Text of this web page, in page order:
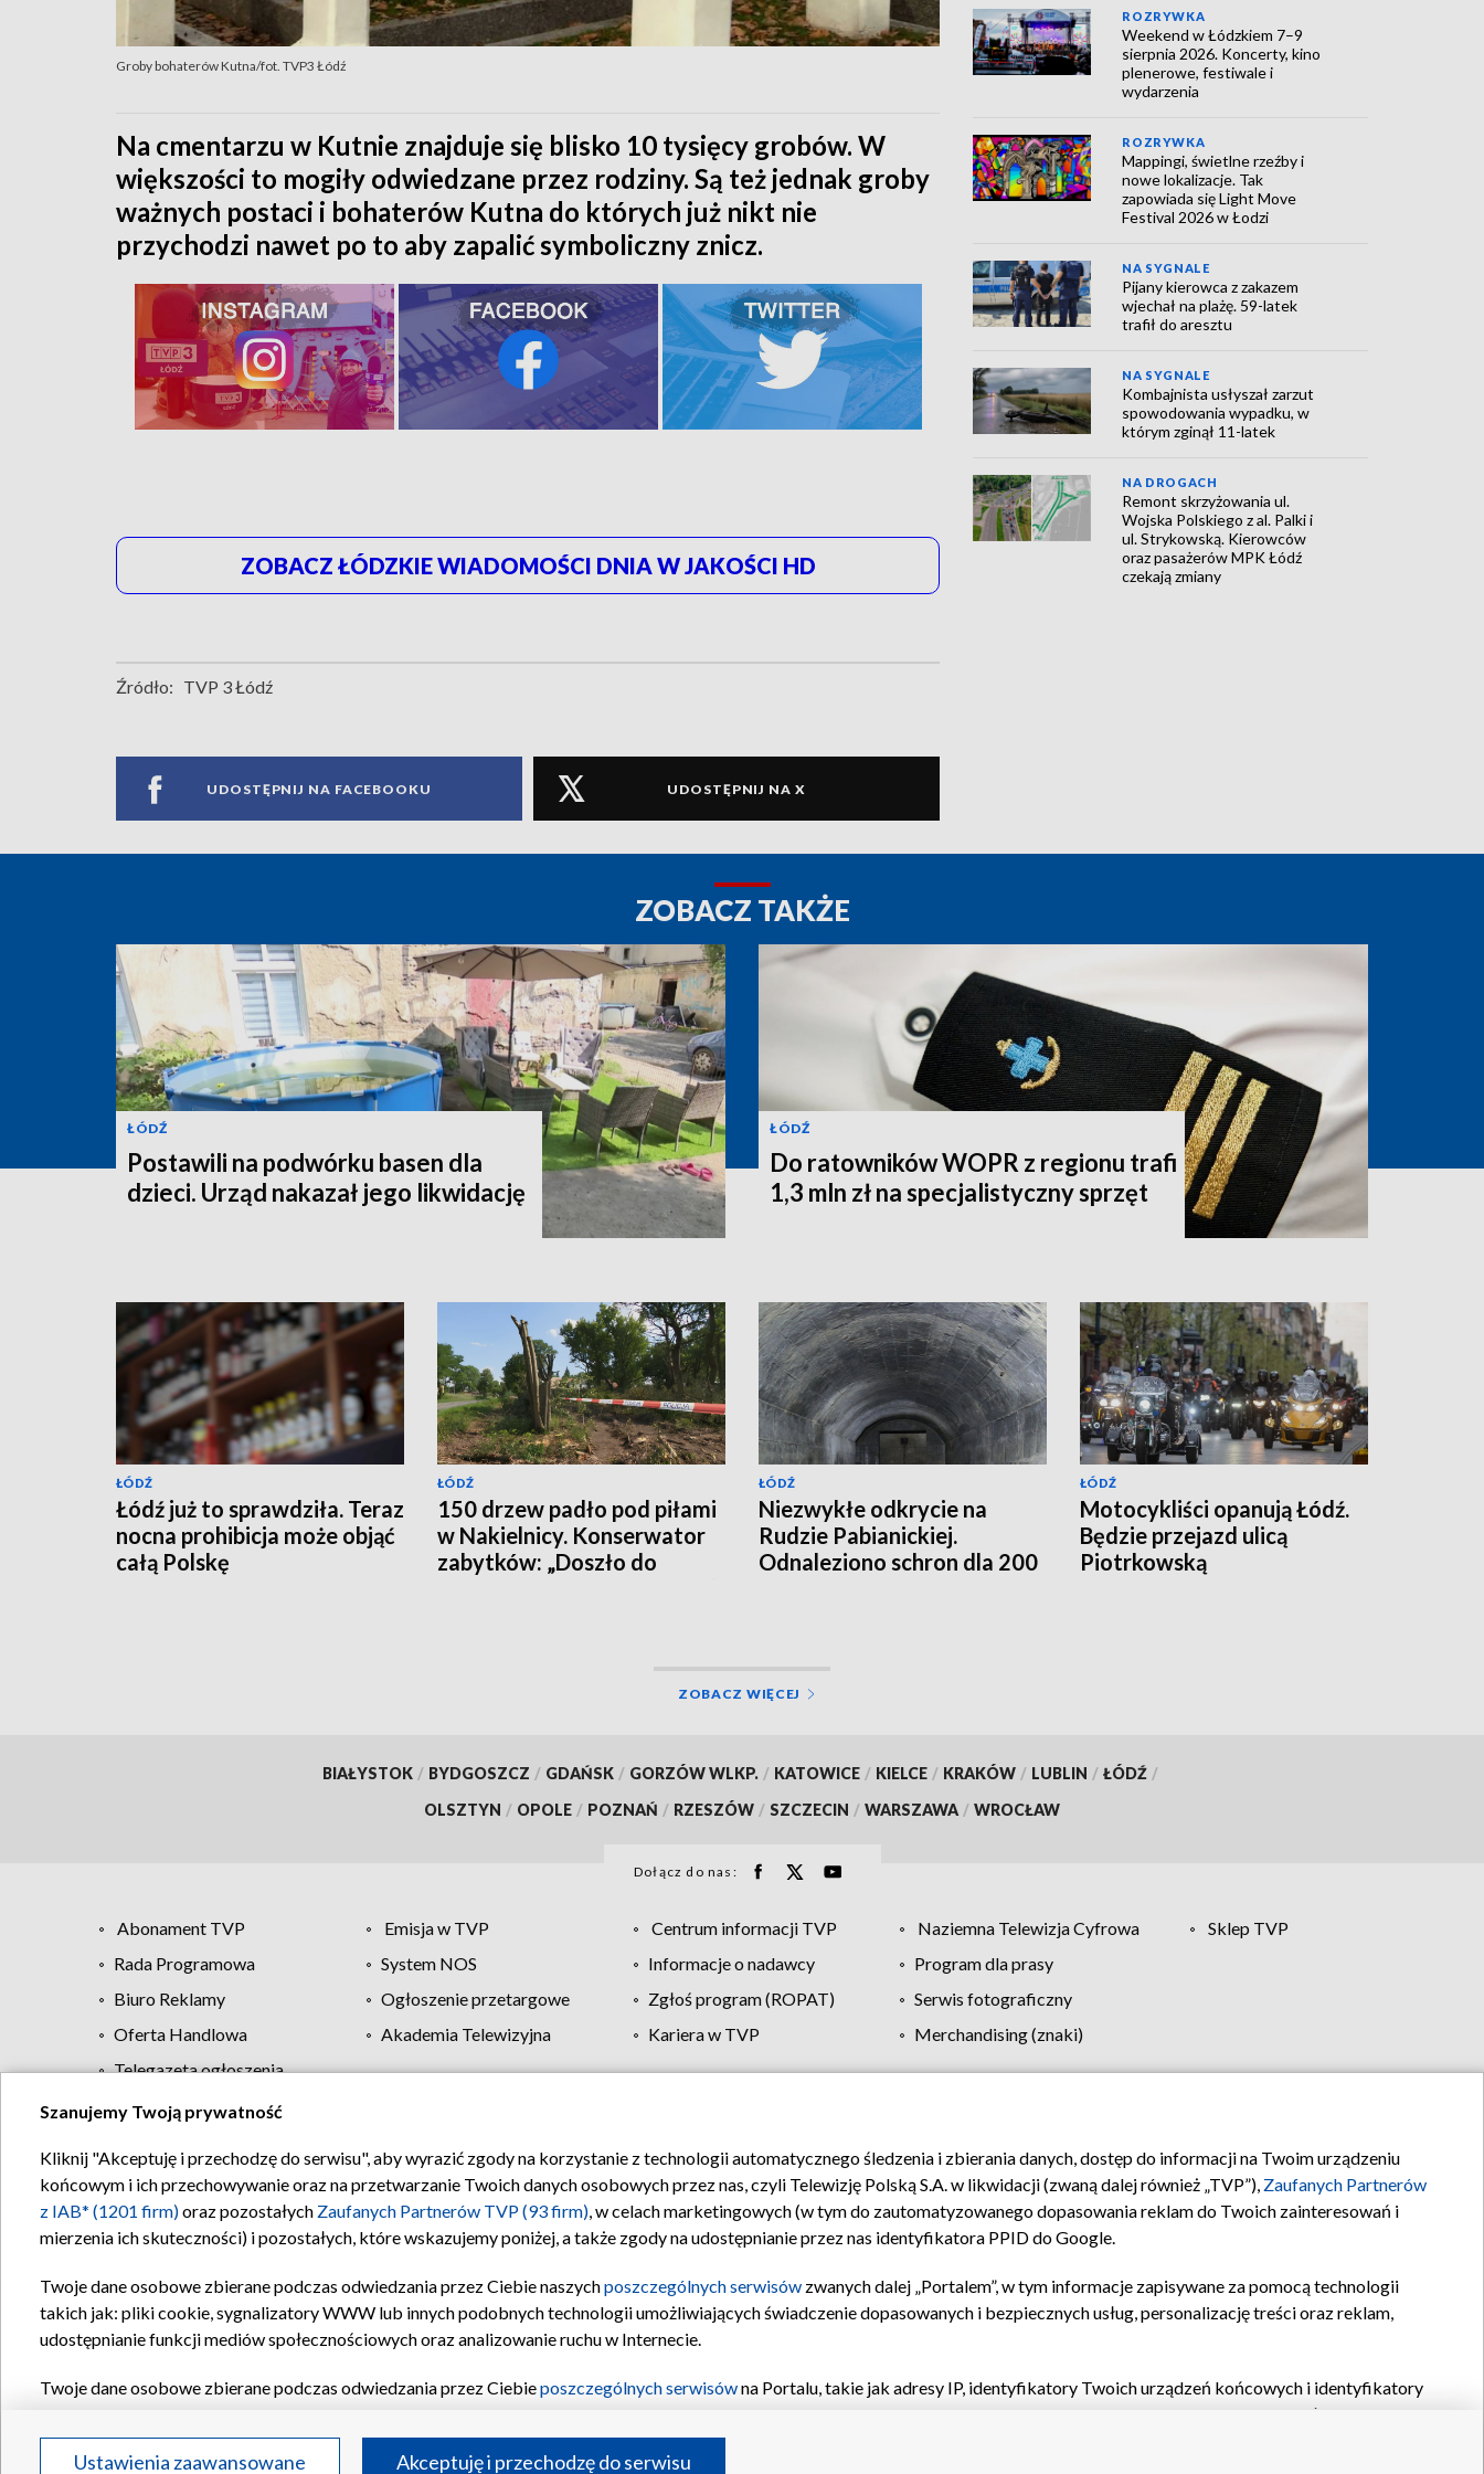
Groby bohaterów Kutna/fot. TVP3 Łódź
Na cmentarzu w Kutnie znajduje się blisko 10 tysięcy grobów. W
większości to mogiły odwiedzane przez rodziny. Są też jednak groby
ważnych postaci i bohaterów Kutna do których już nikt nie
przychodzi nawet po to aby zapalić symboliczny znicz.
ZOBACZ ŁÓDZKIE WIADOMOŚCI DNIA W JAKOŚCI HD
Źródło: TVP 3 Łódź
UDOSTĘPNIJ NA FACEBOOKU UDOSTĘPNIJ NA X
ROZRYWKA
Weekend w Łódzkiem 7–9
sierpnia 2026. Koncerty, kino
plenerowe, festiwale i
wydarzenia
ROZRYWKA
Mappingi, świetlne rzeźby i
nowe lokalizacje. Tak
zapowiada się Light Move
Festival 2026 w Łodzi
NA SYGNALE
Pijany kierowca z zakazem
wjechał na plażę. 59-latek
trafił do aresztu
NA SYGNALE
Kombajnista usłyszał zarzut
spowodowania wypadku, w
którym zginął 11-latek
NA DROGACH
Remont skrzyżowania ul.
Wojska Polskiego z al. Palki i
ul. Strykowską. Kierowców
oraz pasażerów MPK Łódź
czekają zmiany
ZOBACZ TAKŻE
ŁÓDŹ
Postawili na podwórku basen dla
dzieci. Urząd nakazał jego likwidację
ŁÓDŹ
Do ratowników WOPR z regionu trafi
1,3 mln zł na specjalistyczny sprzęt
ŁÓDŹ
Łódź już to sprawdziła. Teraz
nocna prohibicja może objąć
całą Polskę
ŁÓDŹ
150 drzew padło pod piłami
w Nakielnicy. Konserwator
zabytków: „Doszło do
ŁÓDŹ
Niezwykłe odkrycie na
Rudzie Pabianickiej.
Odnaleziono schron dla 200
ŁÓDŹ
Motocykliści opanują Łódź.
Będzie przejazd ulicą
Piotrkowską
ZOBACZ WIĘCEJ
BIAŁYSTOK / BYDGOSZCZ / GDAŃSK / GORZÓW WLKP. / KATOWICE / KIELCE / KRAKÓW / LUBLIN / ŁÓDŹ /
OLSZTYN / OPOLE / POZNAŃ / RZESZÓW / SZCZECIN / WARSZAWA / WROCŁAW
Dołącz do nas:
Abonament TVP Emisja w TVP Centrum informacji TVP Naziemna Telewizja Cyfrowa
Sklep TVP
Rada Programowa
System NOS Informacje o nadawcy
Program dla prasy
Biuro Reklamy
Ogłoszenie przetargowe Zgłoś program (ROPAT)
Serwis fotograficzny
Oferta Handlowa
Akademia Telewizyjna Kariera w TVP
Merchandising (znaki)
Telegazeta ogłoszenia
Regulamin TVP Polityka prywatności Moje zgody Pomoc Biuro reklamy Kontakt
Szanujemy Twoją prywatność
Kliknij "Akceptuję i przechodzę do serwisu", aby wyrazić zgody na korzystanie z technologii automatycznego śledzenia i zbierania danych, dostęp do informacji na Twoim urządzeniu
końcowym i ich przechowywanie oraz na przetwarzanie Twoich danych osobowych przez nas, czyli Telewizję Polską S.A. w likwidacji (zwaną dalej również „TVP”), Zaufanych Partnerów
z IAB* (1201 firm)oraz pozostałych Zaufanych Partnerów TVP (93 firm), w celach marketingowych (w tym do zautomatyzowanego dopasowania reklam do Twoich zainteresowań i
mierzenia ich skuteczności) i pozostałych, które wskazujemy poniżej, a także zgody na udostępnianie przez nas identyfikatora PPID do Google.
Twoje dane osobowe zbierane podczas odwiedzania przez Ciebie naszychposzczególnych serwisów zwanych dalej „Portalem”, w tym informacje zapisywane za pomocą technologii
takich jak: pliki cookie, sygnalizatory WWW lub innych podobnych technologii umożliwiających świadczenie dopasowanych i bezpiecznych usług, personalizację treści oraz reklam,
udostępnianie funkcji mediów społecznościowych oraz analizowanie ruchu w Internecie.
Twoje dane osobowe zbierane podczas odwiedzania przez Ciebieposzczególnych serwisówna Portalu, takie jak adresy IP, identyfikatory Twoich urządzeń końcowych i identyfikatory
oraz pozostałych
Partnerów TVPdla realizacji następujących celów i funkcji: przechowywania informacji na urządzeniu lub dostęp do nich, wyboru podstawowych reklam, wyboru spersonalizowanych
reklam, tworzenia profilu spersonalizowanych reklam, tworzenia profilu spersonalizowanych treści, wyboru spersonalizowanych treści, pomiaru wydajności reklam, pomiaru wydajności
Ustawienia zaawansowane Akceptuję i przechodzę do serwisu